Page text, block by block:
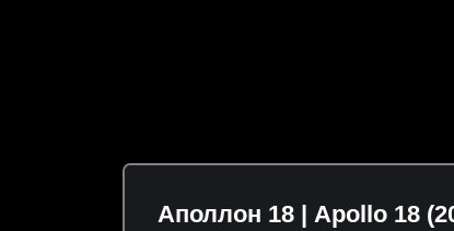
Аполлон 18 | Apollo 18